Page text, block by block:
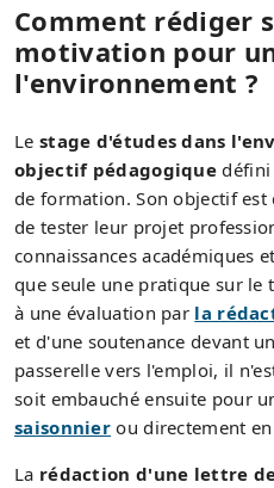
Comment rédiger
motivation pour
l'environnement ?
Le stage d'études dans
objectif pédagogique défini
de formation. Son objectif
de tester leur projet
connaissances académiques
que seule une pratique sur
à une évaluation par la
et d'une soutenance devant
passerelle vers l'emploi, il
soit embauché ensuite pour
saisonnier ou directement en
La rédaction d'une lettre